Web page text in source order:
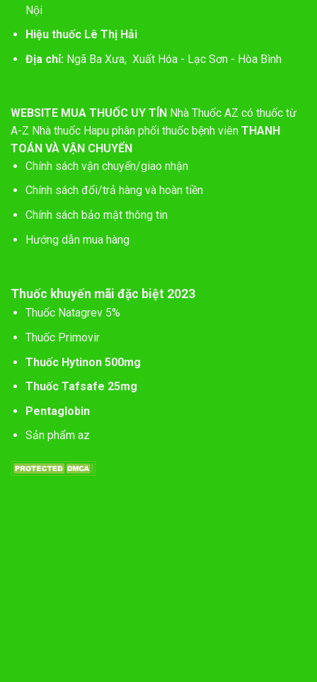
Nội
Hiệu thuốc Lê Thị Hải
Địa chỉ: Ngã Ba Xưa, Xuất Hóa - Lạc Sơn - Hòa Bình
WEBSITE MUA THUỐC UY TÍN Nhà Thuốc AZ có thuốc từ
A-Z Nhà thuốc Hapu phân phối thuốc bệnh viên THANH
TOÁN VÀ VẬN CHUYỂN
Chính sách vận chuyển/giao nhận
Chính sách đổi/trả hàng và hoàn tiền
Chính sách bảo mật thông tin
Hướng dẫn mua hàng
Thuốc khuyến mãi đặc biệt 2023
Thuốc Natagrev 5%
Thuốc Primovir
Thuốc Hytinon 500mg
Thuốc Tafsafe 25mg
Pentaglobin
Sản phẩm az